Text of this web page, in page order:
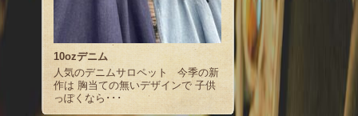
10ozデニム
人気のデニムサロペット 今季の新
作は 胸当ての無いデザインで 子供
っぽくなら･･･